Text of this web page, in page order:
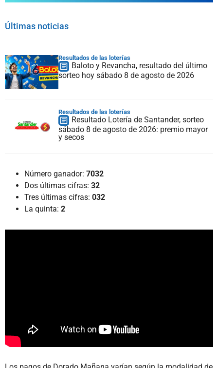
Últimas noticias
Resultados de las loterías
Baloto y Revancha, resultado del último
sorteo hoy sábado 8 de agosto de 2026
Resultados de las loterías
Resultado Lotería de Santander, sorteo
sábado 8 de agosto de 2026: premio mayor
y secos
Número ganador: 7032
Dos últimas cifras: 32
Tres últimas cifras: 032
La quinta: 2